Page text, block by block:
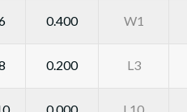
0.400 W1
0.200 L3